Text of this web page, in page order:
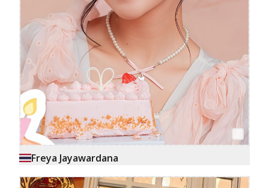
Freya Jayawardana